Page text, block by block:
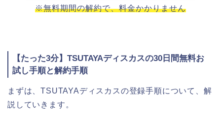
※無料期間の解約で、料金かかりません
【たった3分】TSUTAYAディスカスの30日間無料お
試し手順と解約手順
まずは、TSUTAYAディスカスの登録手順について、解
説していきます。